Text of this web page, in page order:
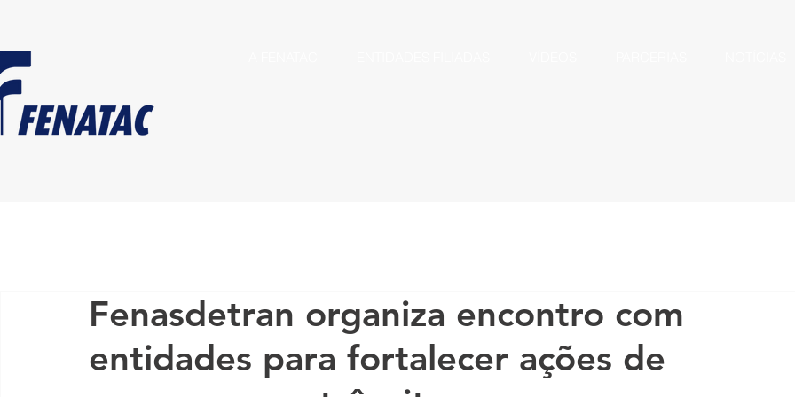
Fenasdetran organiza encontro com
entidades para fortalecer ações de